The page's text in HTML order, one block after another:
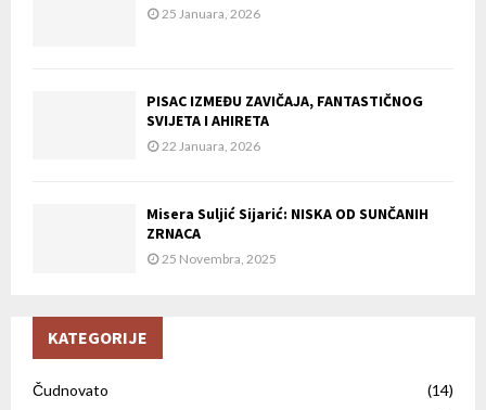
25 Januara, 2026
PISAC IZMEĐU ZAVIČAJA, FANTASTIČNOG
SVIJETA I AHIRETA
22 Januara, 2026
Misera Suljić Sijarić: NISKA OD SUNČANIH
ZRNACA
25 Novembra, 2025
KATEGORIJE
Čudnovato
(14)